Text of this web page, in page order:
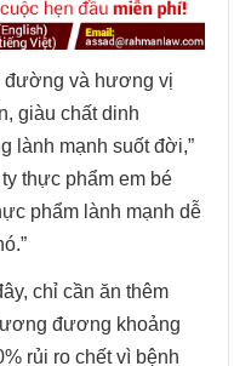
đường và hương vị
giàu chất dinh
lành mạnh suốt đời,”
thực phẩm em bé
phẩm lành mạnh dễ
chỉ cần ăn thêm
đương khoảng
rủi ro chết vì bệnh